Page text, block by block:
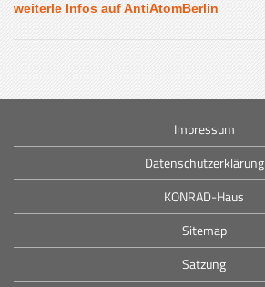
weiterle Infos auf AntiAtomBerlin
Impressum
Datenschutzerklärung
KONRAD-Haus
Sitemap
Satzung